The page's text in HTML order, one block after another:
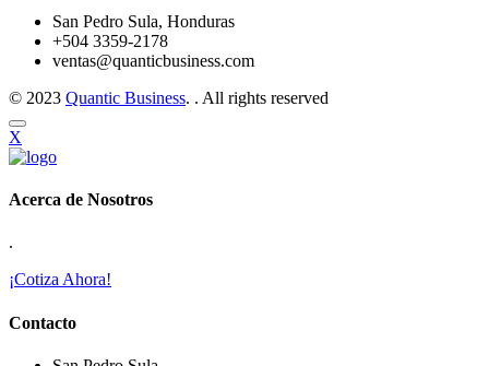
San Pedro Sula, Honduras
+504 3359-2178
ventas@quanticbusiness.com
© 2023 Quantic Business. . All rights reserved
X
Acerca de Nosotros
.
¡Cotiza Ahora!
Contacto